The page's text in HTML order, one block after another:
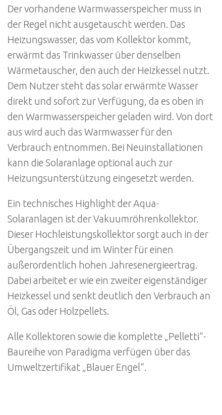
Der vorhandene Warmwasserspeicher muss in
der Regel nicht ausgetauscht werden. Das
Heizungswasser, das vom Kollektor kommt,
erwärmt das Trinkwasser über denselben
Wärmetauscher, den auch der Heizkessel nutzt.
Dem Nutzer steht das solar erwärmte Wasser
direkt und sofort zur Verfügung, da es oben in
den Warmwasserspeicher geladen wird. Von dort
aus wird auch das Warmwasser für den
Verbrauch entnommen. Bei Neuinstallationen
kann die Solaranlage optional auch zur
Heizungsunterstützung eingesetzt werden.
Ein technisches Highlight der Aqua-
Solaranlagen ist der Vakuumröhrenkollektor.
Dieser Hochleistungskollektor sorgt auch in der
Übergangszeit und im Winter für einen
außerordentlich hohen Jahresenergieertrag.
Dabei arbeitet er wie ein zweiter eigenständiger
Heizkessel und senkt deutlich den Verbrauch an
Öl, Gas oder Holzpellets.
Alle Kollektoren sowie die komplette „Pelletti“-
Baureihe von Paradigma verfügen über das
Umweltzertifikat „Blauer Engel“.